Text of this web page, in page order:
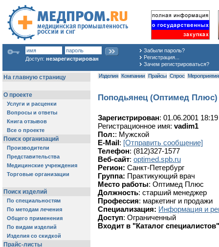
Доступ: незарегистрирован
Забыли пароль?
Регистрация...
Зачем регистрироваться?
Изделия Компании Прайсы Спрос Мероприятия
Поподьянец (Оптимед Плюс)
Зарегистрирован: 01.06.2001 18:19
Регистрационное имя: vadim1
Пол:: Мужской
E-Mail: [Отправить сообщение]
Телефон: (812)327-1577
Веб-сайт: optimed.spb.ru
Регион: Санкт-Петербург
Группа: Практикующий врач
Место работы: Оптимед Плюс
Должность: старший менеджер
Профессия: маркетинг и продажи
Специализация: Информация и
Доступ: Ограниченный
Входит в "Каталог специалистов"